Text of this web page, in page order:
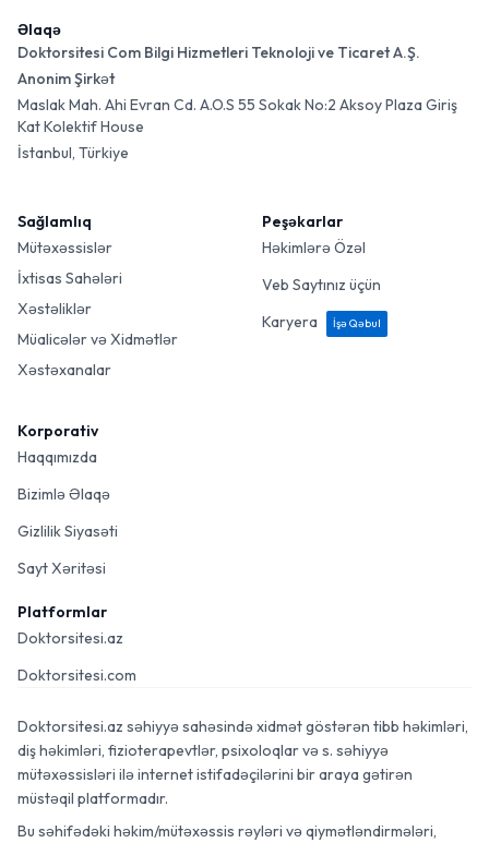
Əlaqə
Doktorsitesi Com Bilgi Hizmetleri Teknoloji ve Ticaret A.Ş.
Anonim Şirkət
Maslak Mah. Ahi Evran Cd. A.O.S 55 Sokak No:2 Aksoy Plaza Giriş
Kat Kolektif House
İstanbul, Türkiye
Sağlamlıq
Mütəxəssislər
İxtisas Sahələri
Xəstəliklər
Müalicələr və Xidmətlər
Xəstəxanalar
Peşəkarlar
Həkimlərə Özəl
Veb Saytınız üçün
Karyera
İşə Qəbul
Korporativ
Haqqımızda
Bizimlə Əlaqə
Gizlilik Siyasəti
Sayt Xəritəsi
Platformlar
Doktorsitesi.az
Doktorsitesi.com
Doktorsitesi.az səhiyyə sahəsində xidmət göstərən tibb həkimləri,
diş həkimləri, fizioterapevtlər, psixoloqlar və s. səhiyyə
mütəxəssisləri ilə internet istifadəçilərini bir araya gətirən
müstəqil platformadır.
Bu səhifədəki həkim/mütəxəssis rəyləri və qiymətləndirmələri,